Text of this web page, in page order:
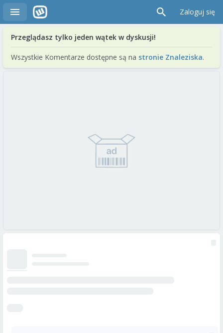
Zaloguj się
Przeglądasz tylko jeden wątek w dyskusji!
Wszystkie Komentarze dostępne są na stronie Znaleziska.